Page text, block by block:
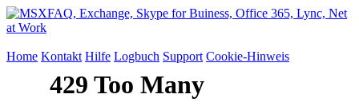
Home Kontakt Hilfe Logbuch Support Cookie-Hinweis